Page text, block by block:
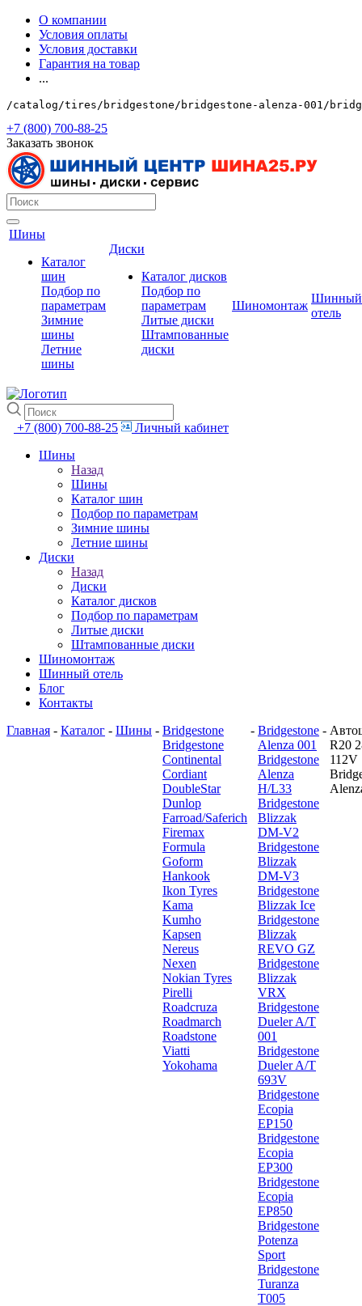
О компании
Условия оплаты
Условия доставки
Гарантия на товар
...
/catalog/tires/bridgestone/bridgestone-alenza-001/
+7 (800) 700-88-25
Заказать звонок
Шины
Каталог
шин
Подбор по
параметрам
Зимние
шины
Летние
шины
Диски
Каталог дисков
Подбор по
параметрам
Литые диски
Штампованные
диски
Шиномонтаж
Шинный
отель
+7 (800) 700-88-25
Личный кабинет
Шины
Назад
Шины
Каталог шин
Подбор по параметрам
Зимние шины
Летние шины
Диски
Назад
Диски
Каталог дисков
Подбор по параметрам
Литые диски
Штампованные диски
Шиномонтаж
Шинный отель
Блог
Контакты
Главная - Каталог - Шины - Bridgestone
Bridgestone
Continental
Cordiant
DoubleStar
Dunlop
Farroad/Saferich
Firemax
Formula
Goform
Hankook
Ikon Tyres
Kama
Kumho
Kapsen
Nereus
Nexen
Nokian Tyres
Pirelli
Roadcruza
Roadmarch
Roadstone
Viatti
Yokohama
- Bridgestone
Alenza 001
Bridgestone
Alenza
H/L33
Bridgestone
Blizzak
DM-V2
Bridgestone
Blizzak
DM-V3
Bridgestone
Blizzak Ice
Bridgestone
Blizzak
REVO GZ
Bridgestone
Blizzak
VRX
Bridgestone
Dueler A/T
001
Bridgestone
Dueler A/T
693V
Bridgestone
Ecopia
EP150
Bridgestone
Ecopia
EP300
Bridgestone
Ecopia
EP850
Bridgestone
Potenza
Sport
Bridgestone
Turanza
T005
-
R20
112V